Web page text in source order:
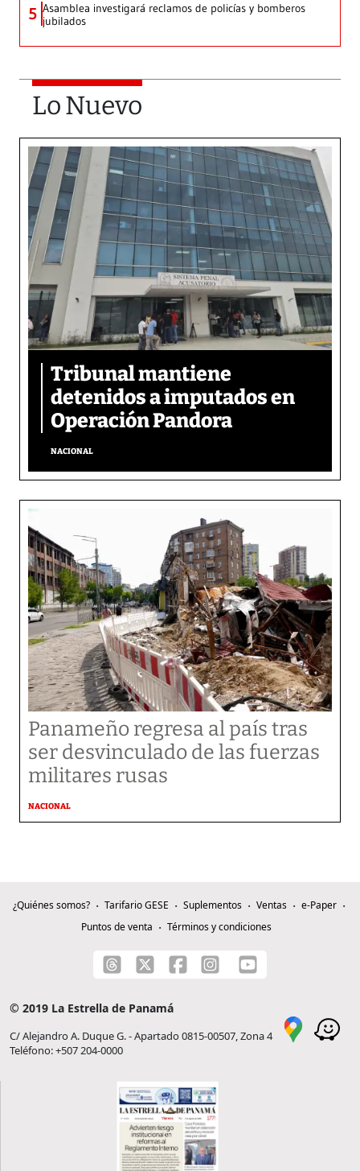
5 Asamblea investigará reclamos de policías y bomberos
jubilados
Lo Nuevo
Tribunal mantiene
detenidos a imputados en
Operación Pandora
NACIONAL
Panameño regresa al país tras
ser desvinculado de las fuerzas
militares rusas
NACIONAL
¿Quiénes somos? Tarifario GESE Suplementos Ventas
e-Paper
Puntos de venta
Términos y condiciones
© 2019 La Estrella de Panamá
C/ Alejandro A. Duque G. - Apartado 0815-00507, Zona 4
Teléfono: +507 204-0000